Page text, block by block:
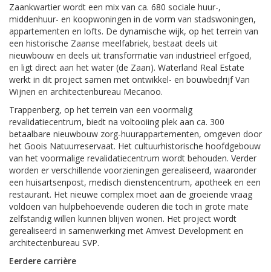
Zaankwartier wordt een mix van ca. 680 sociale huur-,
middenhuur- en koopwoningen in de vorm van stadswoningen,
appartementen en lofts. De dynamische wijk, op het terrein van
een historische Zaanse meelfabriek, bestaat deels uit
nieuwbouw en deels uit transformatie van industrieel erfgoed,
en ligt direct aan het water (de Zaan). Waterland Real Estate
werkt in dit project samen met ontwikkel- en bouwbedrijf Van
Wijnen en architectenbureau Mecanoo.
Trappenberg, op het terrein van een voormalig
revalidatiecentrum, biedt na voltooiing plek aan ca. 300
betaalbare nieuwbouw zorg-huurappartementen, omgeven door
het Goois Natuurreservaat. Het cultuurhistorische hoofdgebouw
van het voormalige revalidatiecentrum wordt behouden. Verder
worden er verschillende voorzieningen gerealiseerd, waaronder
een huisartsenpost, medisch dienstencentrum, apotheek en een
restaurant. Het nieuwe complex moet aan de groeiende vraag
voldoen van hulpbehoevende ouderen die toch in grote mate
zelfstandig willen kunnen blijven wonen. Het project wordt
gerealiseerd in samenwerking met Amvest Development en
architectenbureau SVP.
Eerdere carrière